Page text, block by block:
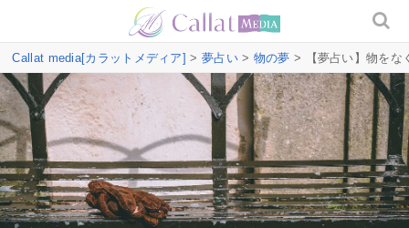
Callat media[カラットメディア] > 夢占い> 物の夢 > 【夢占い】物をな